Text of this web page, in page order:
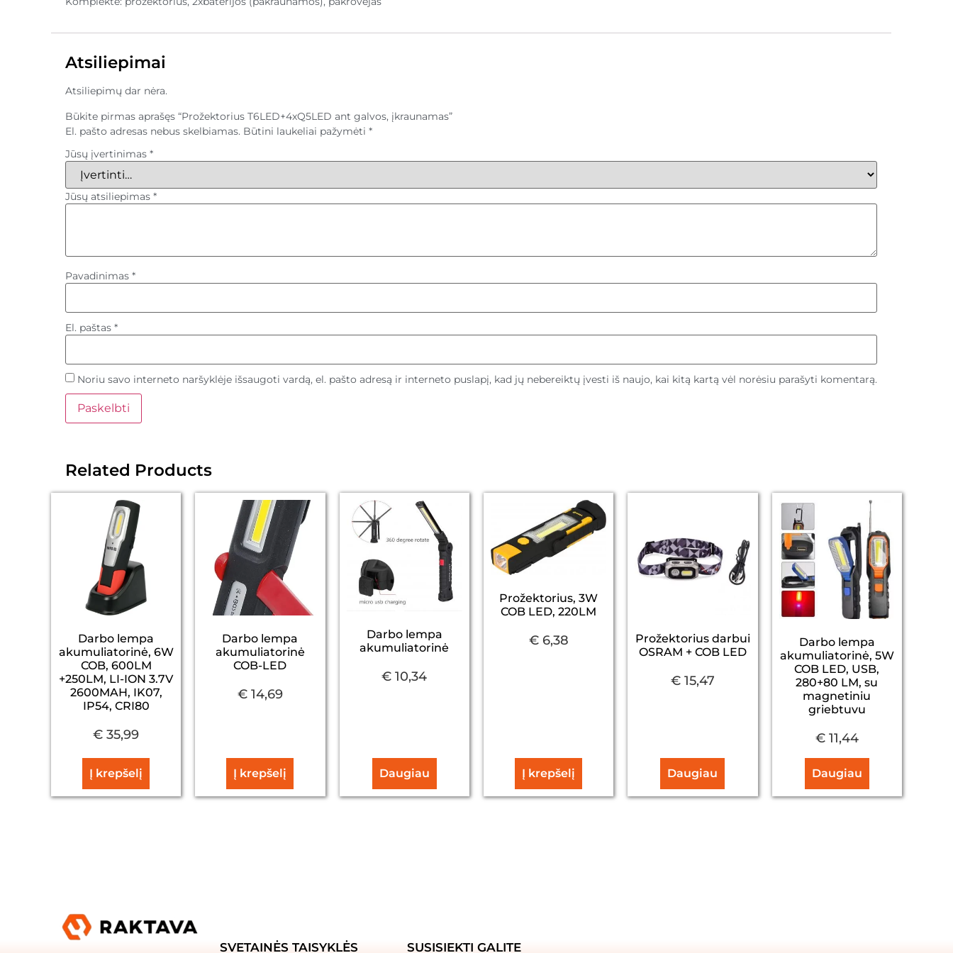
Atsiliepimai
Atsiliepimų dar nėra.
Būkite pirmas aprašęs “Prožektorius T6LED+4xQ5LED ant galvos, įkraunamas”
El. pašto adresas nebus skelbiamas. Būtini laukeliai pažymėti *
Jūsų įvertinimas *
Jūsų atsiliepimas *
Pavadinimas *
El. paštas *
Noriu savo interneto naršyklėje išsaugoti vardą, el. pašto adresą ir interneto puslapį, kad jų nebereiktų įvesti iš naujo, kai kitą kartą vėl norėsiu parašyti komentarą.
Related Products
Darbo lempa
akumuliatorinė, 6W
COB, 600LM
+250LM, LI-ION 3.7V
2600MAH, IK07,
IP54, CRI80
€ 35,99
Į krepšelį
Darbo lempa
akumuliatorinė
COB-LED
€14,69
Į krepšelį
Darbo lempa
akumuliatorinė
€ 10,34
Daugiau
Prožektorius, 3W
COB LED, 220LM
€6,38
Į krepšelį
Prožektorius darbui
OSRAM + COB LED
€15,47
Daugiau
Darbo lempa
akumuliatorinė, 5W
COB LED, USB,
280+80 LM, su
magnetiniu
griebtuvu
€11,44
Daugiau
SVETAINĖS TAISYKLĖS SUSISIEKTI GALITE